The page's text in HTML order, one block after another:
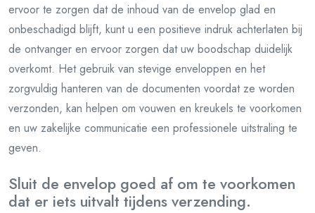
ervoor te zorgen dat de inhoud van de envelop glad en
onbeschadigd blijft, kunt u een positieve indruk achterlaten bij
de ontvanger en ervoor zorgen dat uw boodschap duidelijk
overkomt. Het gebruik van stevige enveloppen en het
zorgvuldig hanteren van de documenten voordat ze worden
verzonden, kan helpen om vouwen en kreukels te voorkomen
en uw zakelijke communicatie een professionele uitstraling te
geven.
Sluit de envelop goed af om te voorkomen
dat er iets uitvalt tijdens verzending.